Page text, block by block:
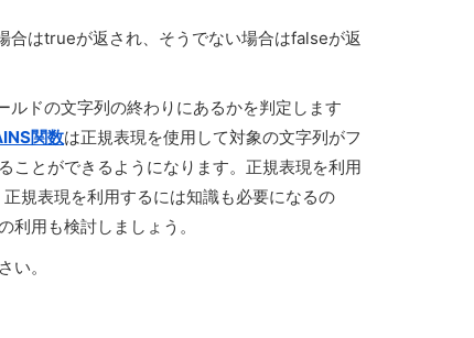
合はtrueが返され、そうでない場合はfalseが返
ルドの文字列の終わりにあるかを判定します
関数は正規表現を使用して対象の文字列がフ
ことができるようになります。正規表現を利用
規表現を利用するには知識も必要になるの
用も検討しましょう。
い。